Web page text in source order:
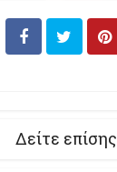
Δείτε επίσης